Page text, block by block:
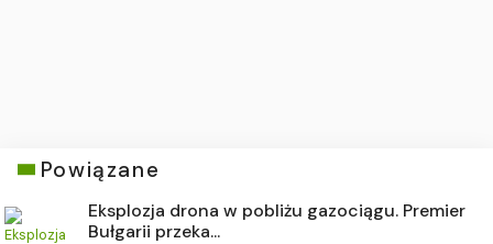
Powiązane
Eksplozja drona w pobliżu gazociągu. Premier
Bułgarii przeka...